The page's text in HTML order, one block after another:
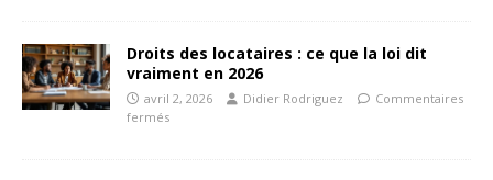
Droits des locataires : ce que la loi dit
vraiment en 2026
avril 2, 2026 Didier Rodriguez
Commentaires
fermés